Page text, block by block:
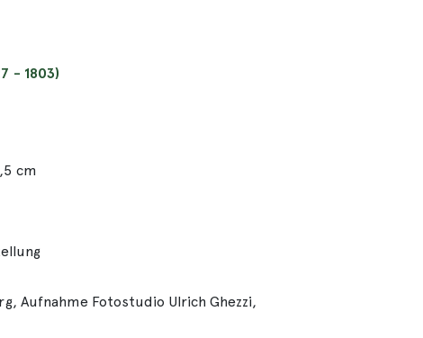
- 1803)
cm
Aufnahme Fotostudio Ulrich Ghezzi,